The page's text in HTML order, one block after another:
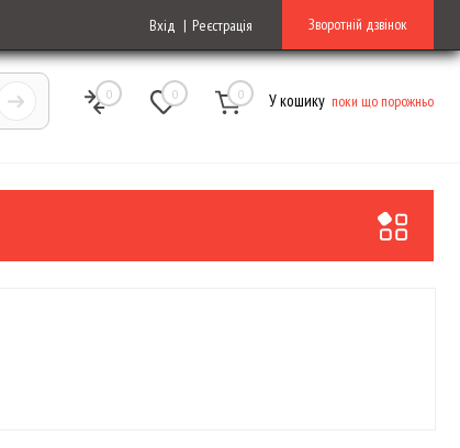
Вхід Реєстрація Зворотній дзвінок
0 0 0 У кошику поки що порожньо